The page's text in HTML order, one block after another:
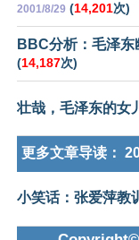
2001/8/29 (14,201次)
BBC分析：毛泽
(14,187次)
壮哉，毛泽东的女
更多文章导读：
小笑话：张爱萍教